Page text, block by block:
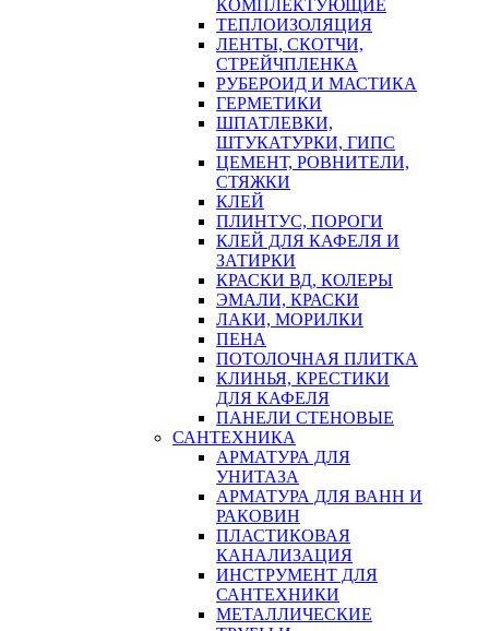
КОМПЛЕКТУЮЩИЕ
ТЕПЛОИЗОЛЯЦИЯ
ЛЕНТЫ, СКОТЧИ,
СТРЕЙЧПЛЕНКА
РУБЕРОИД И МАСТИКА
ГЕРМЕТИКИ
ШПАТЛЕВКИ,
ШТУКАТУРКИ, ГИПС
ЦЕМЕНТ, РОВНИТЕЛИ,
СТЯЖКИ
КЛЕЙ
ПЛИНТУС, ПОРОГИ
КЛЕЙ ДЛЯ КАФЕЛЯ И
ЗАТИРКИ
КРАСКИ ВД, КОЛЕРЫ
ЭМАЛИ, КРАСКИ
ЛАКИ, МОРИЛКИ
ПЕНА
ПОТОЛОЧНАЯ ПЛИТКА
КЛИНЬЯ, КРЕСТИКИ
ДЛЯ КАФЕЛЯ
ПАНЕЛИ СТЕНОВЫЕ
САНТЕХНИКА
АРМАТУРА ДЛЯ
УНИТАЗА
АРМАТУРА ДЛЯ ВАНН И
РАКОВИН
ПЛАСТИКОВАЯ
КАНАЛИЗАЦИЯ
ИНСТРУМЕНТ ДЛЯ
САНТЕХНИКИ
МЕТАЛЛИЧЕСКИЕ